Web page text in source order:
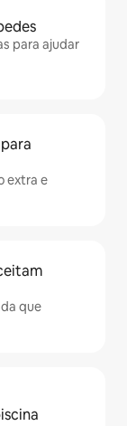
para ajudar
extra e
que